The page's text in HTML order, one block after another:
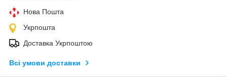
Нова Пошта
Укрпошта
Доставка Укрпоштою
Всі умови доставки